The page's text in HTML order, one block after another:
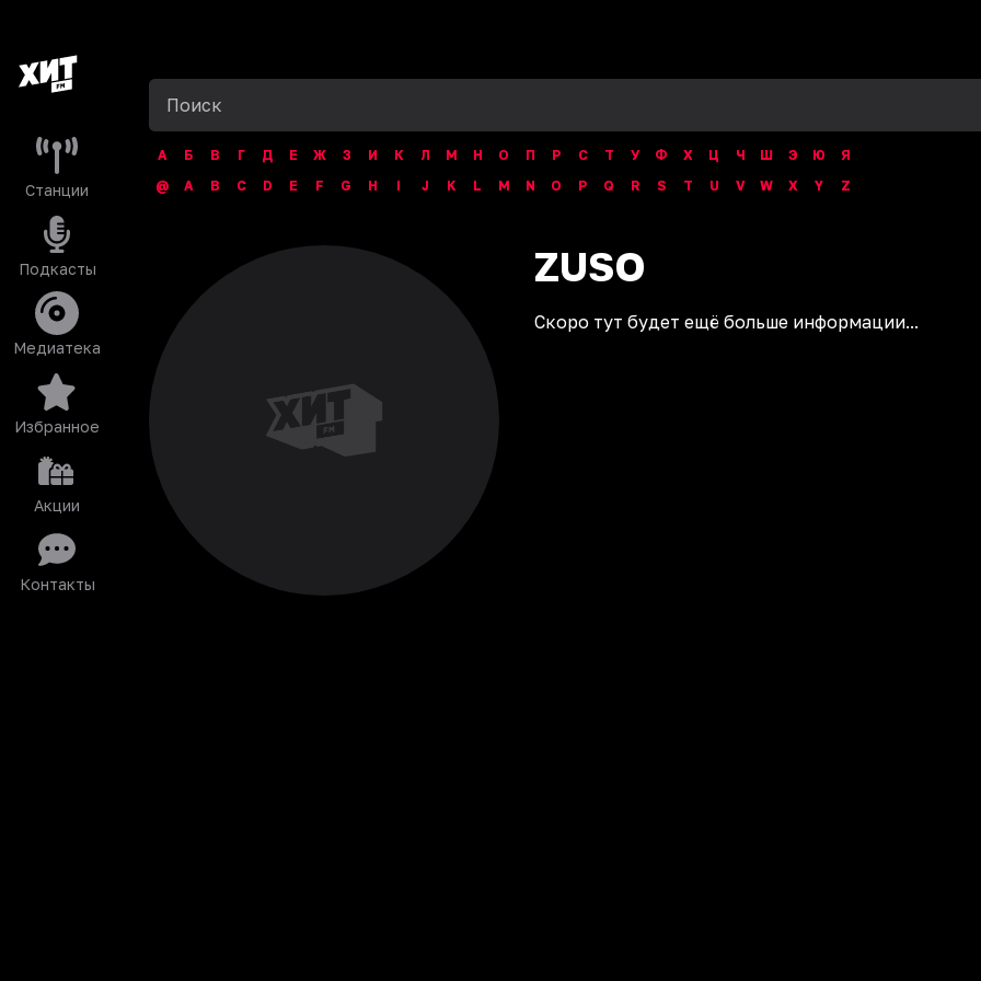
Станции
Подкасты
Медиатека
Избранное
Акции
Контакты
А Б В Г Д Е Ж З И К Л М Н О П Р С Т У Ф Х Ц Ч Ш Э Ю
Я
@
A B C D E F G H I J K L M N O P Q R S T U V W X Y Z
ZUSO
Скоро тут будет ещё больше информации...